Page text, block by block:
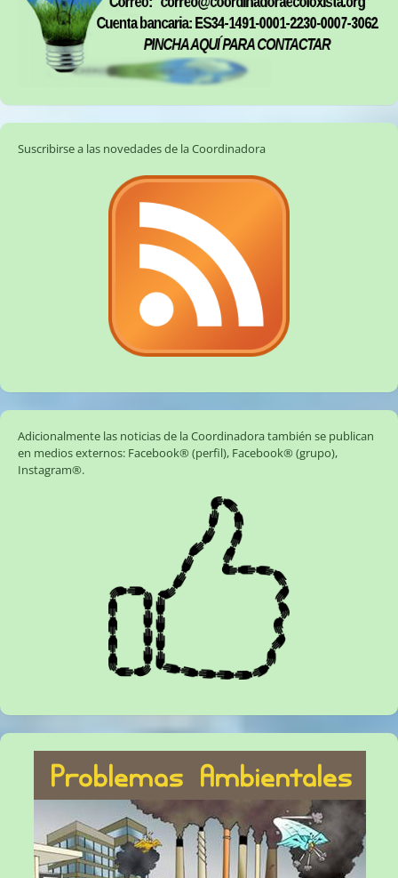
Suscribirse a las novedades de la Coordinadora
Adicionalmente las noticias de la Coordinadora también se publican
en medios externos: Facebook® (perfil), Facebook® (grupo),
Instagram®.